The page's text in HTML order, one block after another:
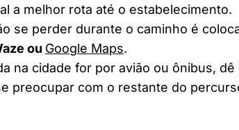
a melhor rota até o estabelecimento.
se perder durante o caminho é
ou Google Maps.
na cidade for por avião ou ônibus,
preocupar com o restante do